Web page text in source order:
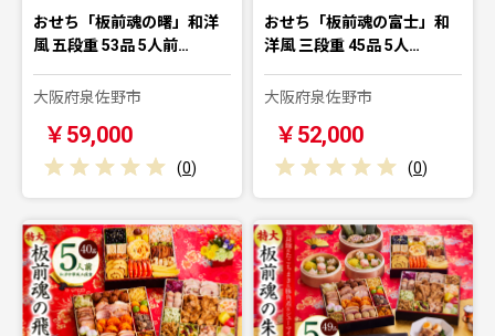
おせち「板前魂の曙」和洋
風 五段重 53品 5人前…
大阪府泉佐野市
￥59,000
(0)
おせち「板前魂の富士」和
洋風 三段重 45品 5人…
大阪府泉佐野市
￥52,000
(0)